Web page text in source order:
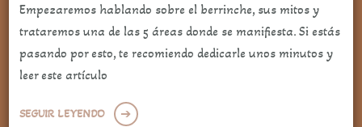
Empezaremos hablando sobre el berrinche, sus mitos y
trataremos una de las 5 áreas donde se manifiesta. Si estás
pasando por esto, te recomiendo dedicarle unos minutos y
leer este artículo
SEGUIR LEYENDO